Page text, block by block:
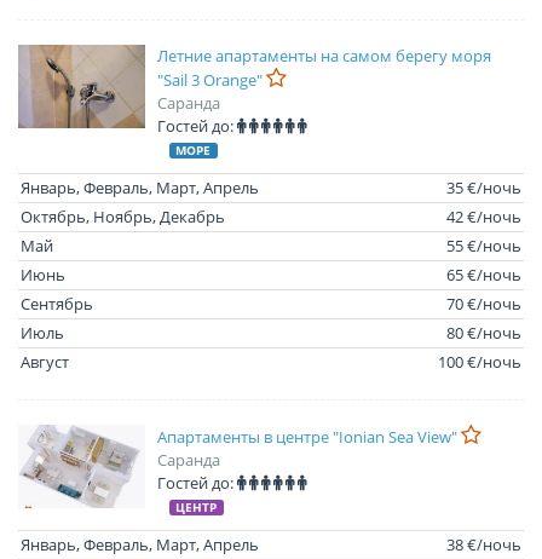
Летние апартаменты на самом берегу моря
"Sail 3 Orange"
Саранда
Гостей до:
МОРЕ
Январь, Февраль, Март, Апрель
35 €/ночь
Октябрь, Ноябрь, Декабрь
42 €/ночь
Май
55 €/ночь
Июнь
65 €/ночь
Сентябрь
70 €/ночь
Июль
80 €/ночь
Август
100 €/ночь
Апартаменты в центре "Ionian Sea View"
Саранда
Гостей до:
ЦЕНТР
Январь, Февраль, Март, Апрель
38 €/ночь